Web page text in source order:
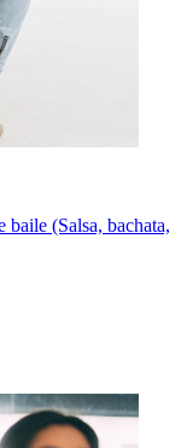
baile (Salsa, bachata,